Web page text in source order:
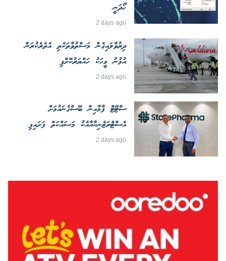
ހޯދަނީ
2 days ago
ދިރުވާލައިގެން މަސްތުވާތަކެތި އެތެރެކުރަން
އުޅުނު މީހަކު ހައްޔަރުކޮށްފި
2 days ago
ސްޓޭޓް ފާމާއިން ބޭސްގެނައުމަށް
އެސްޓްރަޒެނިކާއާއެކު މަސައްކަތް ފަށައިފި
2 days ago